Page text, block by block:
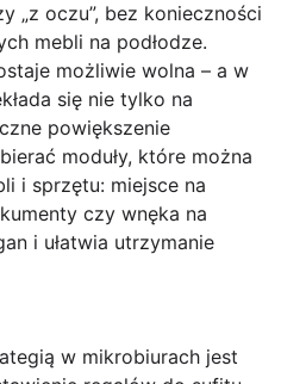
„z oczu”, bez konieczności
mebli na podłodze.
możliwie wolna – a w
się nie tylko na
powiększenie
moduły, które można
i sprzętu: miejsce na
czy wnęka na
i ułatwia utrzymanie
w mikrobiurach jest